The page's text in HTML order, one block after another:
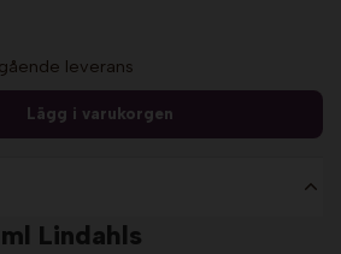
leverans
Lägg i varukorgen
Lindahls